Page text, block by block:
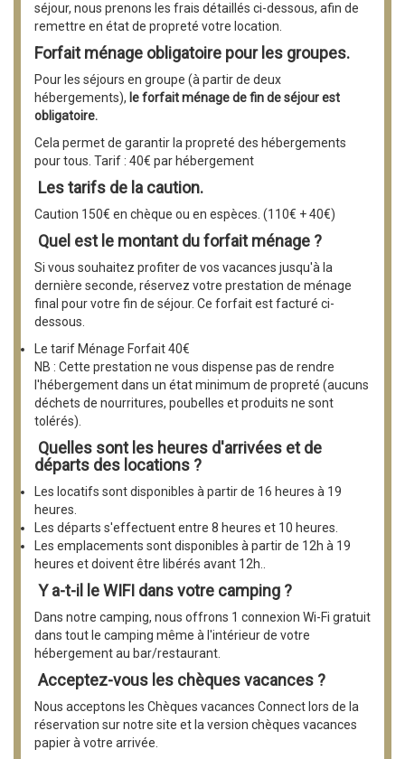
séjour, nous prenons les frais détaillés ci-dessous, afin de
remettre en état de propreté votre location.
Forfait ménage obligatoire pour les groupes.
Pour les séjours en groupe (à partir de deux
hébergements), le forfait ménage de fin de séjour est
obligatoire.
Cela permet de garantir la propreté des hébergements
pour tous. Tarif : 40€ par hébergement
Les tarifs de la caution.
Caution 150€ en chèque ou en espèces. (110€ + 40€)
Quel est le montant du forfait ménage ?
Si vous souhaitez profiter de vos vacances jusqu'à la
dernière seconde, réservez votre prestation de ménage
final pour votre fin de séjour. Ce forfait est facturé ci-
dessous.
Le tarif Ménage Forfait 40€
NB : Cette prestation ne vous dispense pas de rendre
l'hébergement dans un état minimum de propreté (aucuns
déchets de nourritures, poubelles et produits ne sont
tolérés).
Quelles sont les heures d'arrivées et de
départs des locations ?
Les locatifs sont disponibles à partir de 16 heures à 19
heures.
Les départs s'effectuent entre 8 heures et 10 heures.
Les emplacements sont disponibles à partir de 12h à 19
heures et doivent être libérés avant 12h..
Y a-t-il le WIFI dans votre camping ?
Dans notre camping, nous offrons 1 connexion Wi-Fi gratuit
dans tout le camping même à l'intérieur de votre
hébergement au bar/restaurant.
Acceptez-vous les chèques vacances ?
Nous acceptons les Chèques vacances Connect lors de la
réservation sur notre site et la version chèques vacances
papier à votre arrivée.